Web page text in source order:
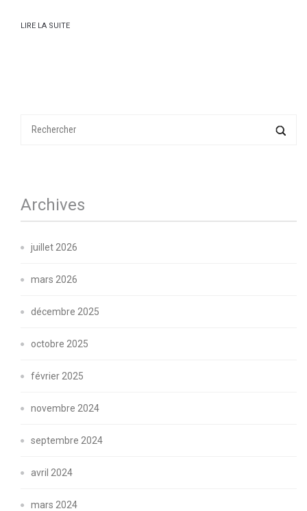
LIRE LA SUITE
Archives
juillet 2026
mars 2026
décembre 2025
octobre 2025
février 2025
novembre 2024
septembre 2024
avril 2024
mars 2024